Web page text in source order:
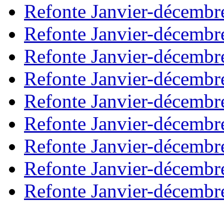
Refonte Janvier-
Refonte Janvier-
Refonte Janvier-
Refonte Janvier-
Refonte Janvier-
Refonte Janvier-
Refonte Janvier-
Refonte Janvier-
Refonte Janvier-